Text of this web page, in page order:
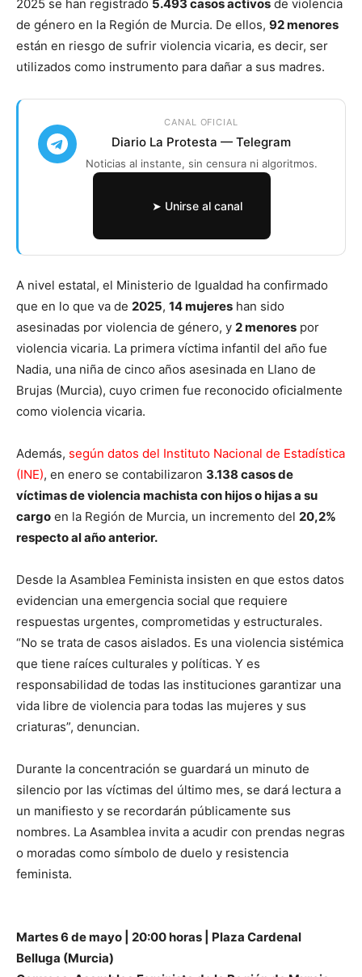
2025 se han registrado 5.493 casos activos de violencia
de género en la Región de Murcia. De ellos, 92 menores
están en riesgo de sufrir violencia vicaria, es decir, ser
utilizados como instrumento para dañar a sus madres.
CANAL OFICIAL
Diario La Protesta — Telegram
Noticias al instante, sin censura ni algoritmos.
➤ Unirse al canal
A nivel estatal, el Ministerio de Igualdad ha confirmado
que en lo que va de 2025, 14 mujeres han sido
asesinadas por violencia de género, y 2 menores por
violencia vicaria. La primera víctima infantil del año fue
Nadia, una niña de cinco años asesinada en Llano de
Brujas (Murcia), cuyo crimen fue reconocido oficialmente
como violencia vicaria.
Además, según datos del Instituto Nacional de Estadística
(INE), en enero se contabilizaron 3.138 casos de
víctimas de violencia machista con hijos o hijas a su
cargo en la Región de Murcia, un incremento del 20,2%
respecto al año anterior.
Desde la Asamblea Feminista insisten en que estos datos
evidencian una emergencia social que requiere
respuestas urgentes, comprometidas y estructurales.
“No se trata de casos aislados. Es una violencia sistémica
que tiene raíces culturales y políticas. Y es
responsabilidad de todas las instituciones garantizar una
vida libre de violencia para todas las mujeres y sus
criaturas”, denuncian.
Durante la concentración se guardará un minuto de
silencio por las víctimas del último mes, se dará lectura a
un manifiesto y se recordarán públicamente sus
nombres. La Asamblea invita a acudir con prendas negras
o moradas como símbolo de duelo y resistencia
feminista.
Martes 6 de mayo | 20:00 horas | Plaza Cardenal
Belluga (Murcia)